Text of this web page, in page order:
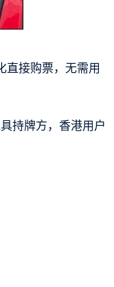
直接购票，无需用
持牌方，香港用户